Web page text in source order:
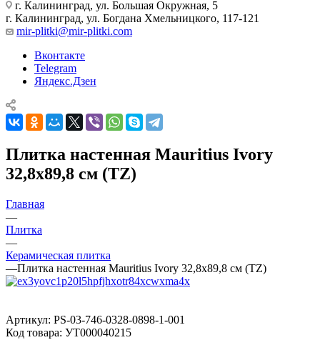
г. Калининград, ул. Большая Окружная, 5
г. Калининград, ул. Богдана Хмельницкого, 117-121
mir-plitki@mir-plitki.com
Вконтакте
Telegram
Яндекс.Дзен
Плитка настенная Mauritius Ivory
32,8x89,8 см (TZ)
Главная
—
Плитка
—
Керамическая плитка
—Плитка настенная Mauritius Ivory 32,8x89,8 см (TZ)
Артикул: PS-03-746-0328-0898-1-001
Код товара: УТ000040215